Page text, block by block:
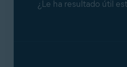
¿Le ha resultado útil